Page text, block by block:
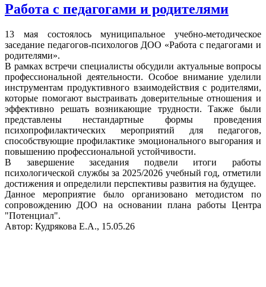
Работа с педагогами и родителями
13 мая состоялось муниципальное учебно-методическое
заседание педагогов-психологов ДОО «Работа с педагогами и
родителями».
В рамках встречи специалисты обсудили актуальные вопросы
профессиональной деятельности. Особое внимание уделили
инструментам продуктивного взаимодействия с родителями,
которые помогают выстраивать доверительные отношения и
эффективно решать возникающие трудности. Также были
представлены нестандартные формы проведения
психопрофилактических мероприятий для педагогов,
способствующие профилактике эмоционального выгорания и
повышению профессиональной устойчивости.
В завершение заседания подвели итоги работы
психологической службы за 2025/2026 учебный год, отметили
достижения и определили перспективы развития на будущее.
Данное мероприятие было организовано методистом по
сопровождению ДОО на основании плана работы Центра
"Потенциал".
Автор: Кудрякова Е.А., 15.05.26